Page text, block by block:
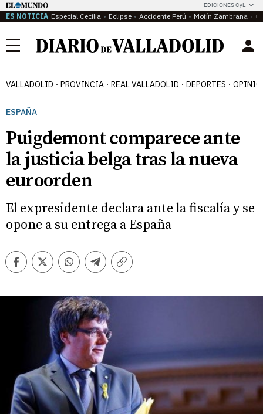
EDICIONES CyL
ES NOTICIA Especial Cecilia Eclipse Accidente Perú Motín Zambrana
Menú
VALLADOLID PROVINCIA REAL VALLADOLID DEPORTES
ESPAÑA
Puigdemont comparece ante
la justicia belga tras la nueva
euroorden
El expresidente declara ante la fiscalía y se
opone a su entrega a España
FacebookTwitterWhatsappTelegramCopiar